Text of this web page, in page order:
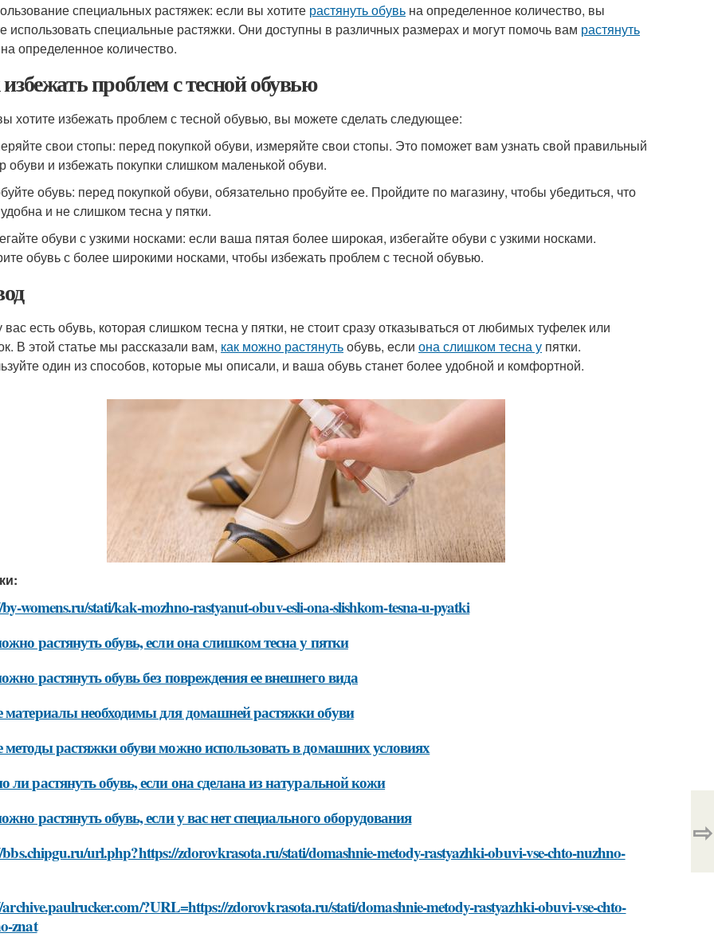
специальных растяжек: если вы хотите растянуть обувь на определенное количество, вы
использовать специальные растяжки. Они доступны в различных размерах и могут помочь вам растянуть
на определенное количество.
проблем с тесной обувью
хотите избежать проблем с тесной обувью, вы можете сделать следующее:
свои стопы: перед покупкой обуви, измеряйте свои стопы. Это поможет вам узнать свой правильный
обуви и избежать покупки слишком маленькой обуви.
обувь: перед покупкой обуви, обязательно пробуйте ее. Пройдите по магазину, чтобы убедиться, что
и не слишком тесна у пятки.
обуви с узкими носками: если ваша пятая более широкая, избегайте обуви с узкими носками.
обувь с более широкими носками, чтобы избежать проблем с тесной обувью.
вас есть обувь, которая слишком тесна у пятки, не стоит сразу отказываться от любимых туфелек или
В этой статье мы рассказали вам, как можно растянутьобувь, если она слишком тесна у пятки.
один из способов, которые мы описали, и ваша обувь станет более удобной и комфортной.
womens.ru/stati/kak-mozhno-rastyanut-obuv-esli-ona-slishkom-tesna-u-pyatki
растянуть обувь, если она слишком тесна у пятки
растянуть обувь без повреждения ее внешнего вида
материалы необходимы для домашней растяжки обуви
методы растяжки обуви можно использовать в домашних условиях
растянуть обувь, если она сделана из натуральной кожи
растянуть обувь, если у вас нет специального оборудования
url.php?https://zdorovkrasota.ru/stati/domashnie-metody-rastyazhki-obuvi-vse-chto-nuzhno-
?URL=https://zdorovkrasota.ru/stati/domashnie-metody-rastyazhki-obuvi-vse-chto-
znat
⇨